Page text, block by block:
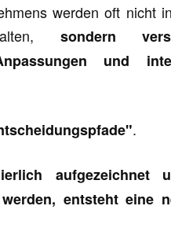
werden oft nicht
sondern
und
.
werden, entsteht